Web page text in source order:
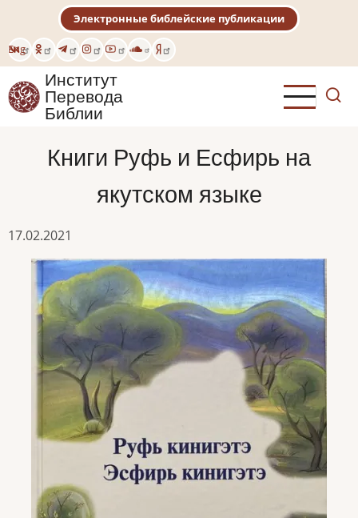
основному
содержанию
Eng
Электронные библейские публикации
Институт
Перевода
Библии
Книги Руфь и Есфирь на
якутском языке
17.02.2021